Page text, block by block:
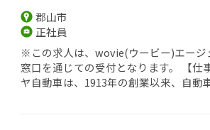
郡山市
正社員
※この求人は、wovie(ウービー)エージ
窓口を通じての受付となります。 【仕
ヤ自動車は、1913年の創業以来、自動